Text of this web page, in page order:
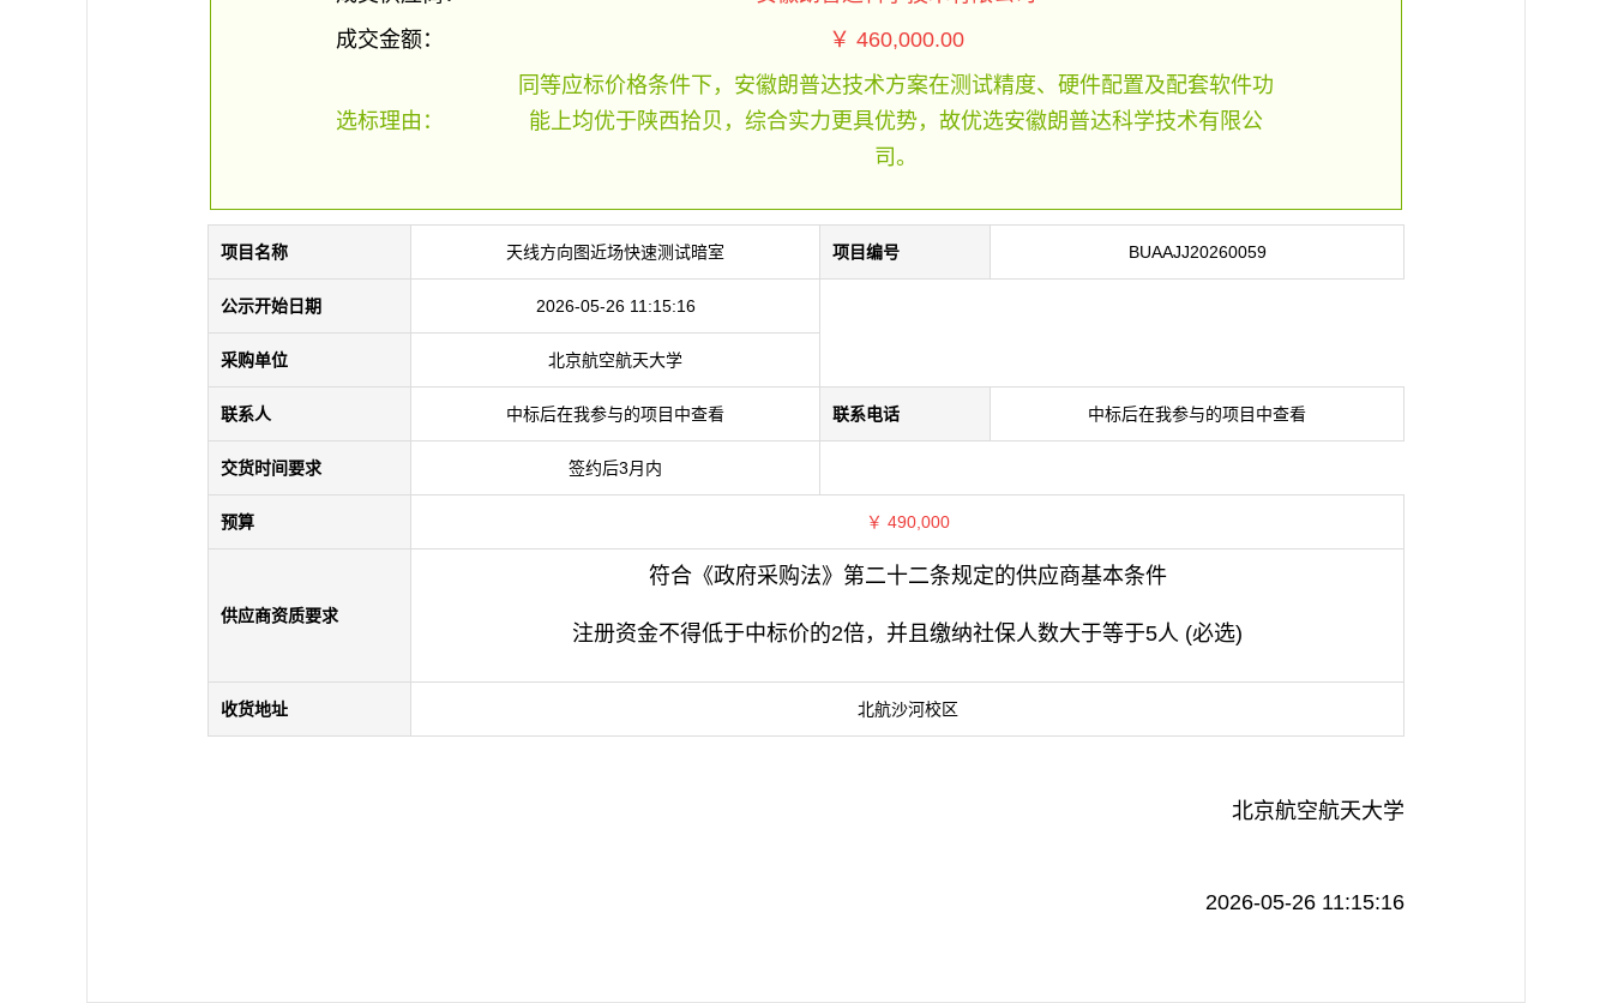
成交金额：
￥ 460,000.00
选标理由：
同等应标价格条件下，安徽朗普达技术方案在测试精度、硬件配置及配套软件功
能上均优于陕西拾贝，综合实力更具优势，故优选安徽朗普达科学技术有限公
司。
项目名称 天线方向图近场快速测试暗室 项目编号 BUAAJJ20260059
公示开始日期 2026-05-26 11:15:16
采购单位 北京航空航天大学
联系人 中标后在我参与的项目中查看 联系电话 中标后在我参与的项目中查看
交货时间要求 签约后3月内
预算 ￥ 490,000
供应商资质要求
符合《政府采购法》第二十二条规定的供应商基本条件
注册资金不得低于中标价的2倍，并且缴纳社保人数大于等于5人 (必选)
收货地址 北航沙河校区
北京航空航天大学
2026-05-26 11:15:16